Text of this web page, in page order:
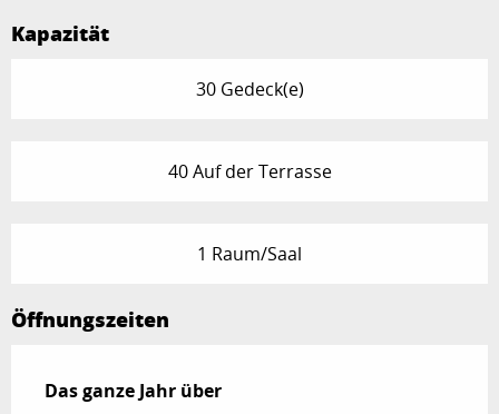
Kapazität
30 Gedeck(e)
40 Auf der Terrasse
1 Raum/Saal
Öffnungszeiten
Das ganze Jahr über
Das ganze Jahr über